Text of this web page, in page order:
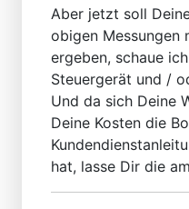
Aber jetzt soll
obigen Messungen
ergeben, schaue
Steuergerät und /
Und da sich Deine
Deine Kosten die
hat, lasse Dir die